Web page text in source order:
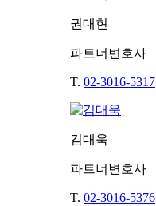
권대현
파트너변호사
T. 02-3016-5317
김대욱
파트너변호사
T. 02-3016-5376